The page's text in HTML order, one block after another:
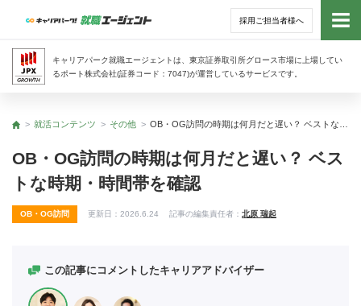
採用ご担当者様へ
キャリアパーク就職エージェントは、東京証券取引所グロース市場に上場してい
るポート株式会社(証券コード：7047)が運営しているサービスです。
トッ
トップ
就活コンテンツ その他
OB・OG訪問の時期は何月だと遅い？ ベス
トな時期・時間帯を確認
OB・OG訪問 更新日： 2026.6.24 記事の編集責任者： 北原 瑞起
この記事にコメントしたキャリアアドバイザー